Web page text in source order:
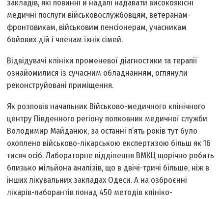
закладів, які повинні й надалі надавати високоякісні
медичні послуги військовослужбовцям, ветеранам-
фронтовикам, військовим пенсіонерам, учасникам
бойових дій і членам їхніх сімей.
Відвідувачі клініки променевої діагностики та терапії
ознайомилися із сучасним обладнанням, оглянули
реконструйовані приміщення.
Як розповів начальник Військово-медичного клінічного
центру Південного регіону полковник медичної служби
Володимир Майданюк, за останні п’ять років тут було
охоплено військово-лікарською експертизою більш як 16
тисяч осіб. Лабораторне відділення ВМКЦ щорічно робить
близько мільйона аналізів, що в двічі-тричі більше, ніж в
інших лікувальних закладах Одеси. А на озброєнні
лікарів-лаборантів понад 450 методів клініко-